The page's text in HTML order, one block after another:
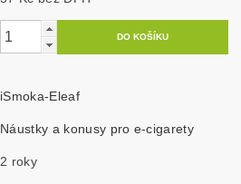
iSmoka-Eleaf
Náustky a konusy pro e-cigarety
2 roky